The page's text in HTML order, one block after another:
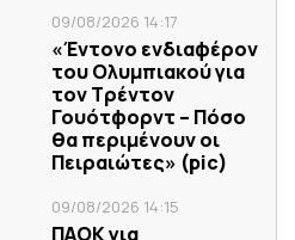
09/08/2026 14:17
«Έντονο ενδιαφέρον
του Ολυμπιακού για
τον Τρέντον
Γουότφορντ – Πόσο
θα περιμένουν οι
Πειραιώτες» (pic)
09/08/2026 14:15
ΠΑΟΚ για